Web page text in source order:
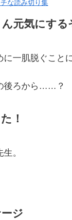
な読み切り集
元気にする
一肌脱ぐこと
後ろから……？
！
。
ジ